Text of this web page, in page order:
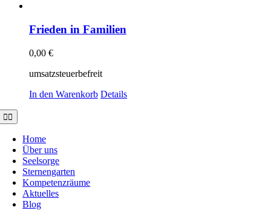
Frieden in Familien
0,00 €
umsatzsteuerbefreit
In den Warenkorb Details
Toggle
Navigation
Home
Über uns
Seelsorge
Sternengarten
Kompetenzräume
Aktuelles
Blog